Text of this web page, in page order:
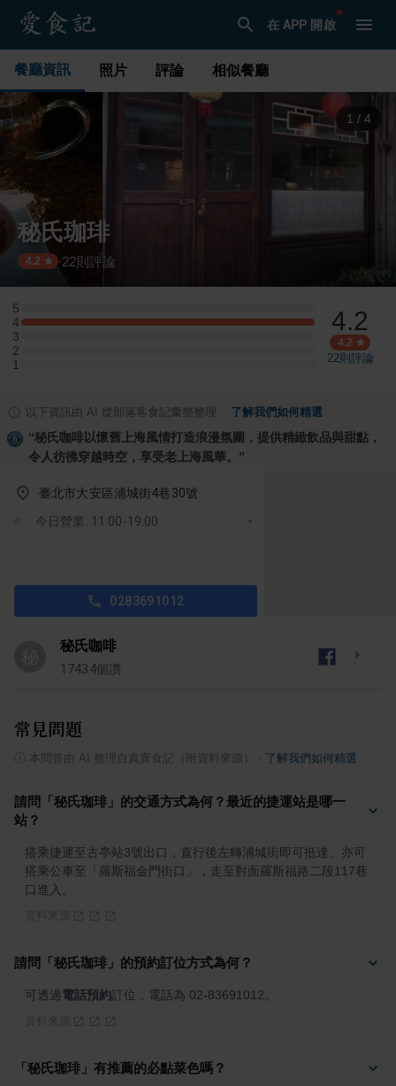
在 APP 開啟
餐廳資訊 照片 評論 相似餐廳
1 / 4
秘氏珈琲
4.2 ·22 則評論
5
5 星：0 則評論
4
4 星：3 則評論
3
3 星：0 則評論
2
2 星：0 則評論
1
1 星：0 則評論
4.2
4.2
22則評論
以下資訊由 AI 從部落客食記彙整整理 了解我們如何精選
“秘氏咖啡以懷舊上海風情打造浪漫氛圍，提供精緻飲品與甜點，
令人彷彿穿越時空，享受老上海風華。 ”
臺北市大安區浦城街4巷30號
今日營業: 11:00-19:00
0283691012
秘氏咖啡
17434個讚
常見問題
本問答由 AI 整理自真實食記（附資料來源） 了解我們如何精選
請問「秘氏珈琲」的交通方式為何？最近的捷運站是哪一
站？
搭乘捷運至古亭站3號出口，直行後左轉浦城街即可抵達。亦可
搭乘公車至「羅斯福金門街口」，走至對面羅斯福路二段117巷
口進入。
請問「秘氏珈琲」的預約訂位方式為何？
可透過電話預約訂位，電話為 02-83691012。
「秘氏珈琲」有推薦的必點菜色嗎？